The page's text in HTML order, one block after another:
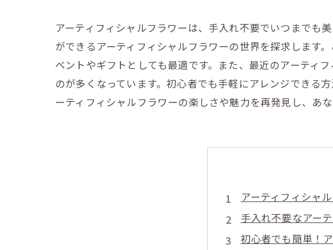
アーティフィシャルフラワーは、手入れ不要でいつまでも
ができるアーティフィシャルフラワーの世界を探求します
ベントやギフトとしても最適です。また、最近のアーティ
のが多くなっています。初心者でも手軽にアレンジできる
ーティフィシャルフラワーの楽しさや魅力を再発見し、あ
アーティフィシャ
手入れ不要なアー
初心者でも簡単！